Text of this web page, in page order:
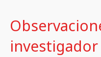
investigador